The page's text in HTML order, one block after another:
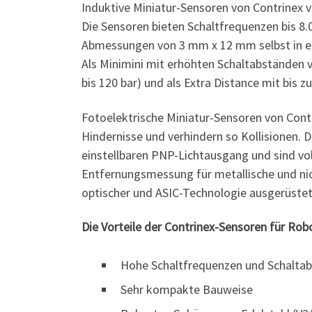
Induktive Miniatur-Sensoren von Contrinex
Die Sensoren bieten Schaltfrequenzen bis
Abmessungen von 3 mm x 12 mm selbst
Als Minimini mit erhöhten Schaltabständen
bis 120 bar) und als Extra Distance mit bis
Fotoelektrische Miniatur-Sensoren von
Hindernisse und verhindern so Kollisionen.
einstellbaren PNP-Lichtausgang und sind
Entfernungsmessung für metallische und
optischer und ASIC-Technologie
Die Vorteile der Contrinex-Sensoren für
Hohe Schaltfrequenzen und
Sehr kompakte Bauweise